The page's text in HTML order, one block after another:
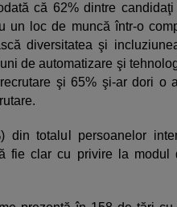
că 62% dintre
un loc de muncă într-o
diversitatea şi
de automatizare şi
şi 65% şi-ar dori o
din totalul persoanelor
fie clar cu privire la modul